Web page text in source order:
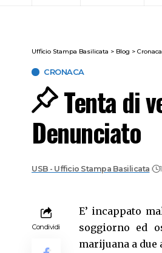
Ufficio Stampa Basilicata > Blog > Cronaca
CRONACA
Tenta di
Denunciato
USB - Ufficio Stampa Basilicata
Condividi
E’ incappato
soggiorno ed
marijuana a